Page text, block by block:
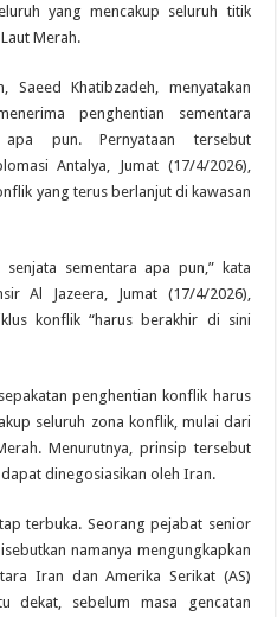
yang mencakup seluruh titik
Merah.
Khatibzadeh, menyatakan
penghentian sementara
pun. Pernyataan tersebut
Antalya, Jumat (17/4/2026),
yang terus berlanjut di kawasan
sementara apa pun,” kata
Al Jazeera, Jumat (17/4/2026),
konflik “harus berakhir di sini
penghentian konflik harus
seluruh zona konflik, mulai dari
Menurutnya, prinsip tersebut
dinegosiasikan oleh Iran.
terbuka. Seorang pejabat senior
namanya mengungkapkan
Iran dan Amerika Serikat (AS)
dekat, sebelum masa gencatan